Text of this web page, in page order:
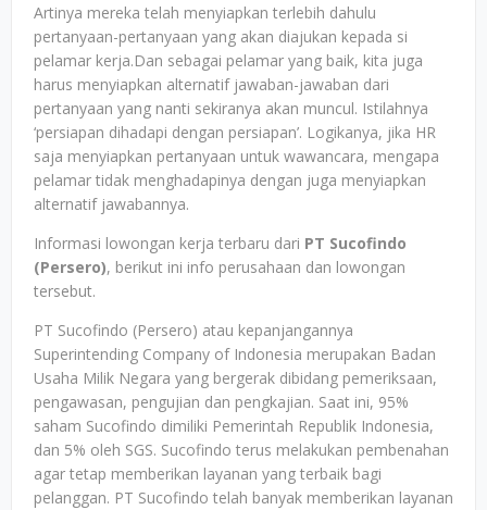
Artinya mereka telah menyiapkan terlebih dahulu
pertanyaan-pertanyaan yang akan diajukan kepada si
pelamar kerja.Dan sebagai pelamar yang baik, kita juga
harus menyiapkan alternatif jawaban-jawaban dari
pertanyaan yang nanti sekiranya akan muncul. Istilahnya
‘persiapan dihadapi dengan persiapan’. Logikanya, jika HR
saja menyiapkan pertanyaan untuk wawancara, mengapa
pelamar tidak menghadapinya dengan juga menyiapkan
alternatif jawabannya.
Informasi lowongan kerja terbaru dari PT Sucofindo
(Persero), berikut ini info perusahaan dan lowongan
tersebut.
PT Sucofindo (Persero) atau kepanjangannya
Superintending Company of Indonesia merupakan Badan
Usaha Milik Negara yang bergerak dibidang pemeriksaan,
pengawasan, pengujian dan pengkajian. Saat ini, 95%
saham Sucofindo dimiliki Pemerintah Republik Indonesia,
dan 5% oleh SGS. Sucofindo terus melakukan pembenahan
agar tetap memberikan layanan yang terbaik bagi
pelanggan. PT Sucofindo telah banyak memberikan layanan